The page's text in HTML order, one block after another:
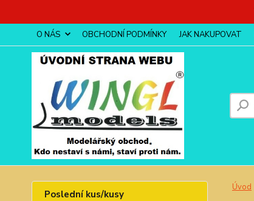
O NÁS OBCHODNÍ PODMÍNKY JAK NAKUPOVAT
Poslední kus/kusy
Úvod